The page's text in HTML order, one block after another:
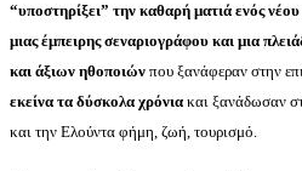
“υποστηρίξει” την καθαρή ματιά ενός
μιας έμπειρης σεναριογράφου και μια
και άξιων ηθοποιών που ξανάφεραν στην
εκείνα τα δύσκολα χρόνια και ξανάδωσαν
και την Ελούντα φήμη, ζωή, τουρισμό.